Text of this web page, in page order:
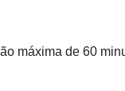
máxima de 60